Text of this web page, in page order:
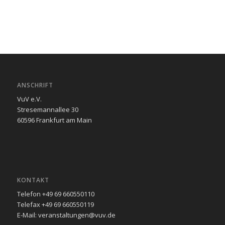
ANSCHRIFT
VuV e.V.
Stresemannallee 30
60596 Frankfurt am Main
KONTAKT
Telefon +49 69 660550110
Telefax +49 69 660550119
E-Mail: veranstaltungen@vuv.de